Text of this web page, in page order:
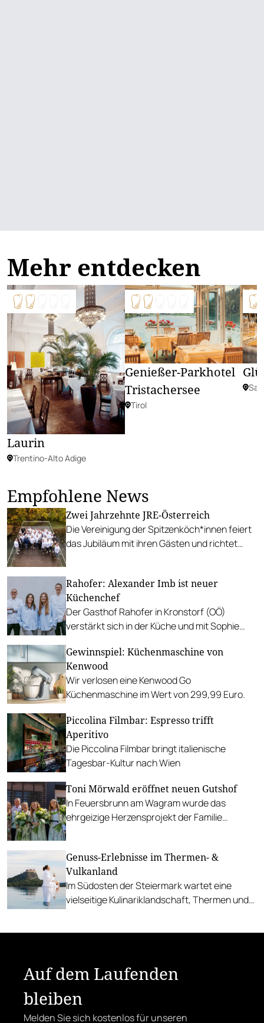
Mehr entdecken
Laurin
Trentino-Alto Adige
Genießer-Parkhotel
Tristachersee
Tirol
Empfohlene News
Zwei Jahrzehnte JRE-Österreich
Die Vereinigung der Spitzenköch*innen feiert
das Jubiläum mit ihren Gästen und richtet
Rahofer: Alexander Imb ist neuer
Küchenchef
Der Gasthof Rahofer in Kronstorf (OÖ)
verstärkt sich in der Küche und mit Sophie
Gewinnspiel: Küchenmaschine von
Kenwood
Wir verlosen eine Kenwood Go
Küchenmaschine im Wert von 299,99 Euro.
Piccolina Filmbar: Espresso trifft
Aperitivo
Die Piccolina Filmbar bringt italienische
Tagesbar-Kultur nach Wien
Toni Mörwald eröffnet neuen Gutshof
In Feuersbrunn am Wagram wurde das
ehrgeizige Herzensprojekt der Familie
Genuss-Erlebnisse im Thermen- &
Vulkanland
Im Südosten der Steiermark wartet eine
vielseitige Kulinariklandschaft, Thermen und
Auf dem Laufenden
bleiben
Melden Sie sich kostenlos für unseren